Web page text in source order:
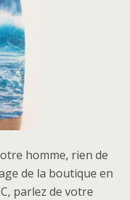
homme, rien de
de la boutique en
parlez de votre